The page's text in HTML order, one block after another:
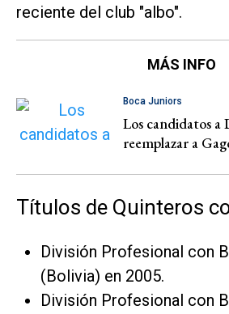
reciente del club "albo".
MÁS INFO
Boca Juniors
Los candidatos a
reemplazar a
Títulos de Quinteros
División Profesional con
(Bolivia) en 2005.
División Profesional con